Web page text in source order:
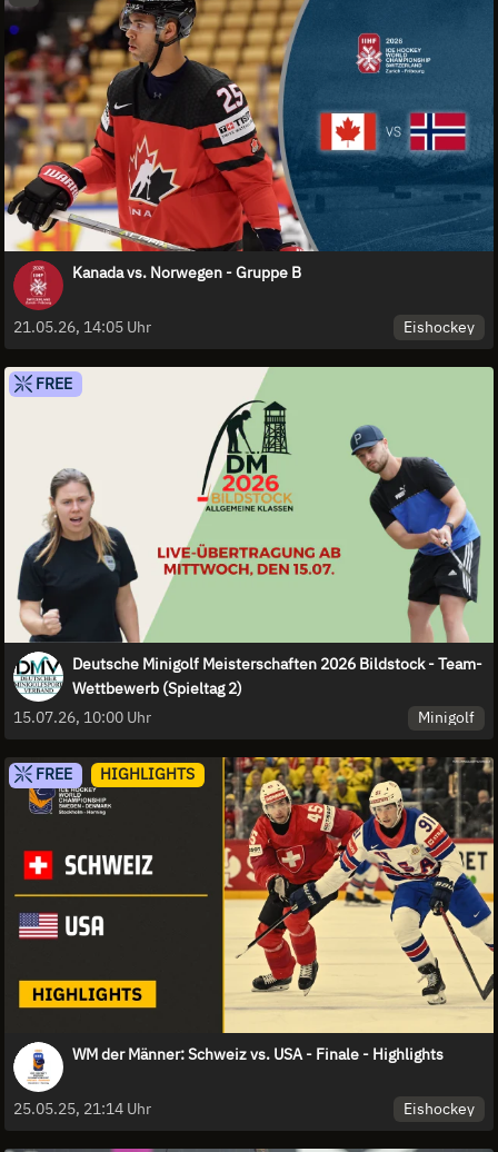
Kanada vs. Norwegen - Gruppe B
21.05.26, 14:05 Uhr Eishockey
FREE
Deutsche Minigolf Meisterschaften 2026 Bildstock - Team-
Wettbewerb (Spieltag 2)
15.07.26, 10:00 Uhr
Minigolf
FREE HIGHLIGHTS
WM der Männer: Schweiz vs. USA - Finale - Highlights
25.05.25, 21:14 Uhr Eishockey